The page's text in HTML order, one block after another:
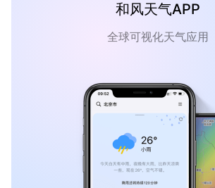
和风天气APP
全球可视化天气应用